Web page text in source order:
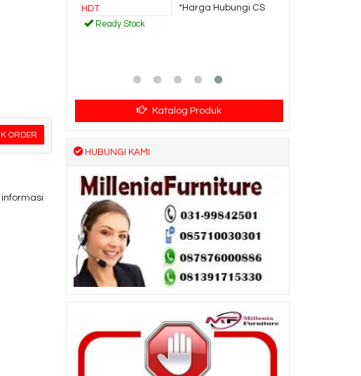
ORDER
*Harga Hubungi CS
Ready Stock
Katalog Produk
HUBUNGI KAMI